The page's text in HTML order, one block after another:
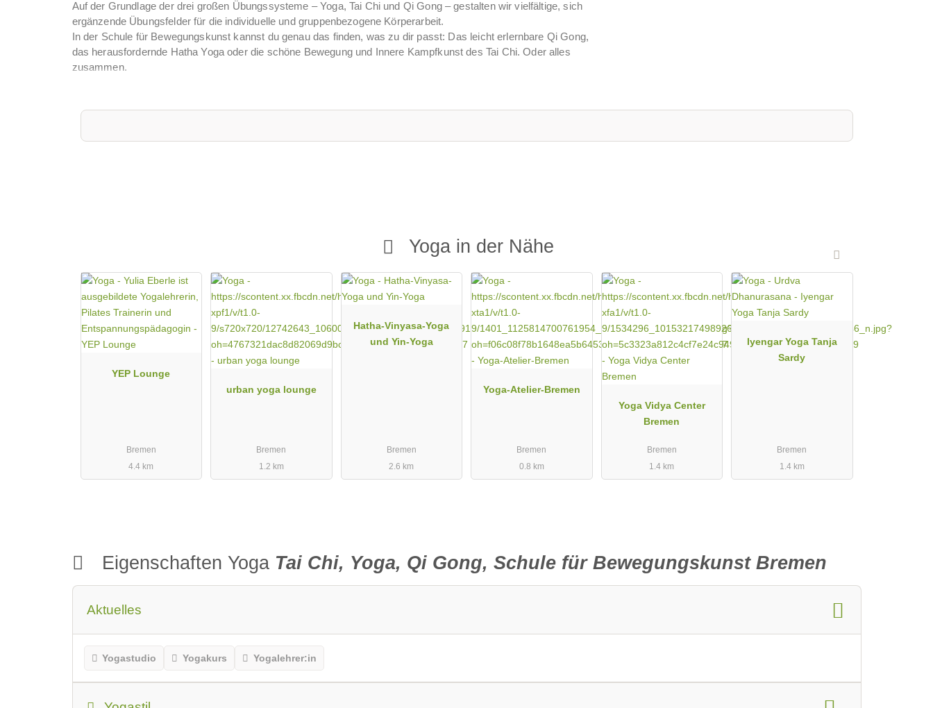
Auf der Grundlage der drei großen Übungssysteme – Yoga, Tai Chi und Qi Gong – gestalten wir vielfältige, sich
ergänzende Übungsfelder für die individuelle und gruppenbezogene Körperarbeit.
In der Schule für Bewegungskunst kannst du genau das finden, was zu dir passt: Das leicht erlernbare Qi Gong,
das herausfordernde Hatha Yoga oder die schöne Bewegung und Innere Kampfkunst des Tai Chi. Oder alles
zusammen.
so richtig wohl zu fühlen. Dabei legen wir viel Wert darauf, dass die Körperarbeit stets ihre Balance zwischen
Laufende Kurse in Yoga, Tai Chi Chuan, Push Hands (Tui Shou) und Qi Gong
Yoga in der Nähe
YEP Lounge
Bremen
4.4 km
urban yoga lounge
Bremen
1.2 km
Hatha-Vinyasa-Yoga
und Yin-Yoga
Bremen
2.6 km
Yoga-Atelier-Bremen
Bremen
0.8 km
Yoga Vidya Center
Bremen
Bremen
1.4 km
Iyengar Yoga Tanja
Sardy
Bremen
1.4 km
Eigenschaften Yoga Tai Chi, Yoga, Qi Gong, Schule für Bewegungskunst Bremen
Aktuelles
Yogastudio Yogakurs Yogalehrer:in